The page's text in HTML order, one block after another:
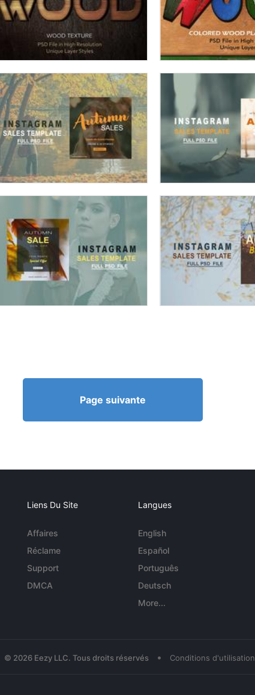
Page suivante
Liens Du Site
Affaires
Réclame
Support
DMCA
Langues
English
Español
Português
Deutsch
More...
© 2026 Eezy LLC. Tous droits réservés • Conditions d'utilisation